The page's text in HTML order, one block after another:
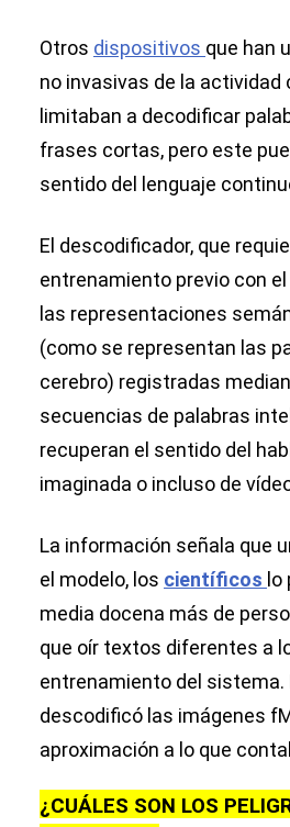
Otros dispositivos que han
no invasivas de la actividad
limitaban a decodificar
frases cortas, pero este
sentido del lenguaje
El descodificador, que
entrenamiento previo con
las representaciones
(como se representan las
cerebro) registradas
secuencias de palabras
recuperan el sentido del
imaginada o incluso de
La información señala que
el modelo, los científicos
media docena más de
que oír textos diferentes a
entrenamiento del sistema.
descodificó las imágenes
aproximación a lo que
¿CUÁLES SON LOS